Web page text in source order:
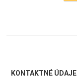
KONTAKTNÉ ÚDAJE